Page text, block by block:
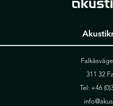
311 32
Tel: +46